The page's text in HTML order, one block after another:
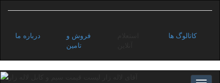
درباره ما
فروش و
تامین
کاتالوگ ها